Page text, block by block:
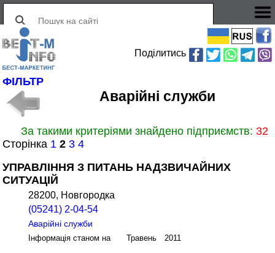
Поділитись
ФІЛЬТР
Аварійні служби
За такими критеріями знайдено підприємств:32
Сторінка 1 23 4
УПРАВЛІННЯ З ПИТАНЬ НАДЗВИЧАЙНИХ
СИТУАЦІЙ
28200, Новгородка
(05241) 2-04-54
Аварійні служби
Інформація станом на Травень 2011